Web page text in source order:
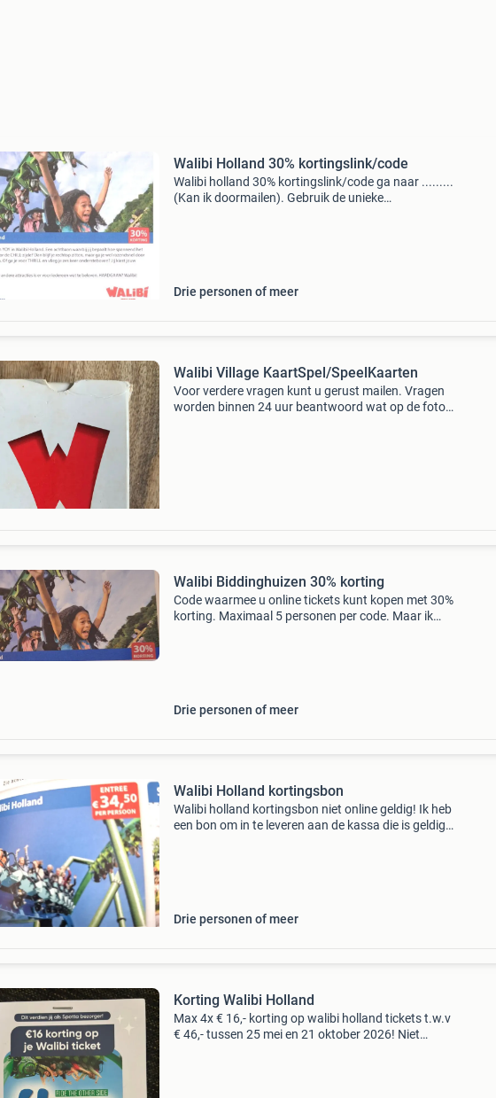
Walibi Holland 30% kortingslink/code
Walibi holland 30% kortingslink/code ga naar .........
(Kan ik doormailen). Gebruik de unieke
Drie personen of meer
Walibi Village KaartSpel/SpeelKaarten
Voor verdere vragen kunt u gerust mailen. Vragen
worden binnen 24 uur beantwoord wat op de foto
Walibi Biddinghuizen 30% korting
Code waarmee u online tickets kunt kopen met 30%
korting. Maximaal 5 personen per code. Maar ik
Drie personen of meer
Walibi Holland kortingsbon
Walibi holland kortingsbon niet online geldig! Ik heb
een bon om in te leveren aan de kassa die is geldig
Drie personen of meer
Korting Walibi Holland
Max 4x € 16,- korting op walibi holland tickets t.w.v
€ 46,- tussen 25 mei en 21 oktober 2026! Niet